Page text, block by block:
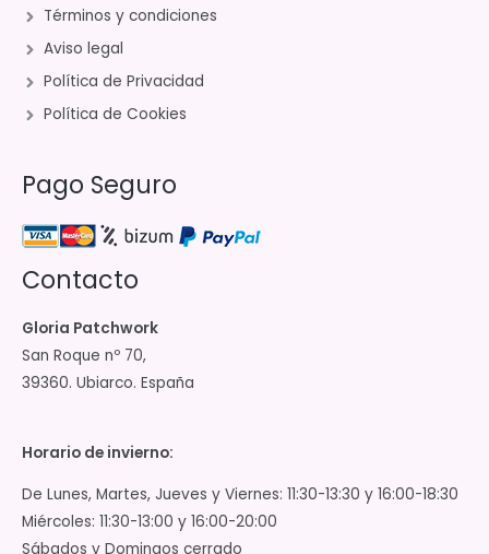
Términos y condiciones
Aviso legal
Política de Privacidad
Política de Cookies
Pago Seguro
Contacto
Gloria Patchwork
San Roque nº 70,
39360. Ubiarco. España
Horario de invierno:
De Lunes, Martes, Jueves y Viernes: 11:30-13:30 y 16:00-18:30
Miércoles: 11:30-13:00 y 16:00-20:00
Sábados y Domingos cerrado